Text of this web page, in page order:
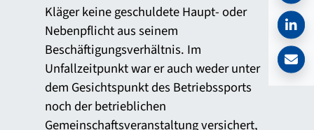
Kläger keine geschuldete Haupt- oder
Nebenpflicht aus seinem
Beschäftigungsverhältnis. Im
Unfallzeitpunkt war er auch weder unter
dem Gesichtspunkt des Betriebssports
noch der betrieblichen
Gemeinschaftsveranstaltung versichert,